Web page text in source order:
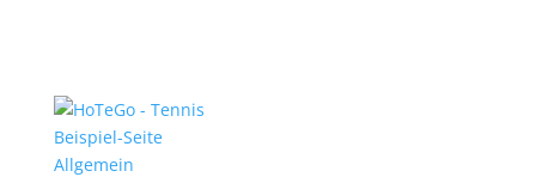
Beispiel-Seite
Allgemein